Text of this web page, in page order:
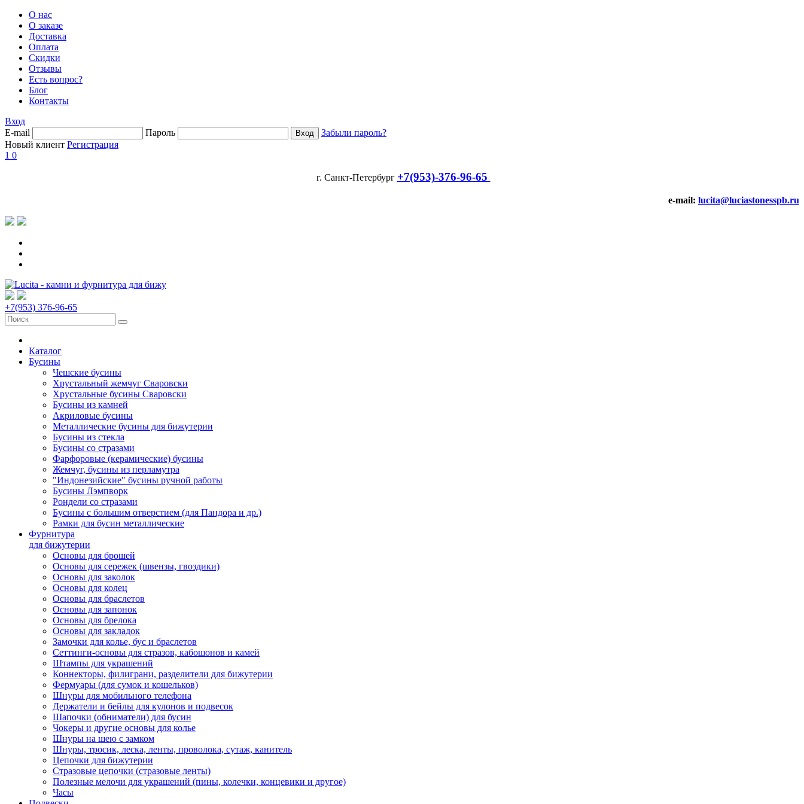
О нас
О заказе
Доставка
Оплата
Скидки
Отзывы
Есть вопрос?
Блог
Контакты
Вход
E-mail
Пароль
Забыли пароль?
Новый клиент Регистрация
1 0
г. Санкт-Петербург +7(953)-376-96-65
e-mail: lucita@luciastonesspb.ru
+7(953) 376-96-65
Каталог
Бусины
Чешские бусины
Хрустальный жемчуг Сваровски
Хрустальные бусины Сваровски
Бусины из камней
Акриловые бусины
Металлические бусины для бижутерии
Бусины из стекла
Бусины со стразами
Фарфоровые (керамические) бусины
Жемчуг, бусины из перламутра
"Индонезийские" бусины ручной работы
Бусины Лэмпворк
Рондели со стразами
Бусины с большим отверстием (для Пандора и др.)
Рамки для бусин металлические
Фурнитура
для бижутерии
Основы для брошей
Основы для сережек (швензы, гвоздики)
Основы для заколок
Основы для колец
Основы для браслетов
Основы для запонок
Основы для брелока
Основы для закладок
Замочки для колье, бус и браслетов
Сеттинги-основы для стразов, кабошонов и камей
Штампы для украшений
Коннекторы, филиграни, разделители для бижутерии
Фермуары (для сумок и кошельков)
Шнуры для мобильного телефона
Держатели и бейлы для кулонов и подвесок
Шапочки (обниматели) для бусин
Чокеры и другие основы для колье
Шнуры на шею с замком
Шнуры, тросик, леска, ленты, проволока, сутаж, канитель
Цепочки для бижутерии
Стразовые цепочки (стразовые ленты)
Полезные мелочи для украшений (пины, колечки, концевики и другое)
Часы